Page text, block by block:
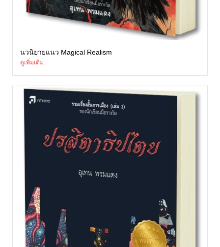
นวนิยายแนว Magical Realism
ดูเพิ่มเติม